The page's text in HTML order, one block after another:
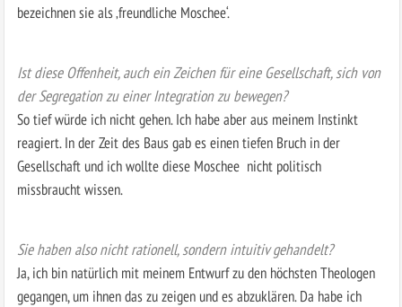
bezeichnen sie als ‚freundliche Moschee‘.
Ist diese Offenheit, auch ein Zeichen für eine Gesellschaft, sich von
der Segregation zu einer Integration zu bewegen?
So tief würde ich nicht gehen. Ich habe aber aus meinem Instinkt
reagiert. In der Zeit des Baus gab es einen tiefen Bruch in der
Gesellschaft und ich wollte diese Moschee nicht politisch
missbraucht wissen.
Sie haben also nicht rationell, sondern intuitiv gehandelt?
Ja, ich bin natürlich mit meinem Entwurf zu den höchsten Theologen
gegangen, um ihnen das zu zeigen und es abzuklären. Da habe ich